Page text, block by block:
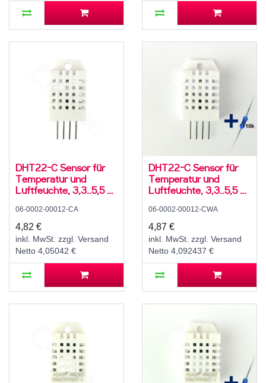
DHT22-C Sensor für
Temperatur und
Luftfeuchte, 3,3..5,5 V,
± 3 °C
06-0002-00012-CA
4,82 €
inkl. MwSt. zzgl. Versand
Netto 4,05042 €
DHT22-C Sensor für
Temperatur und
Luftfeuchte, 3,3..5,5 V,
± 3 °C, mit 10K
Widerstand und
Anleitung
06-0002-00012-CWA
4,87 €
inkl. MwSt. zzgl. Versand
Netto 4,092437 €